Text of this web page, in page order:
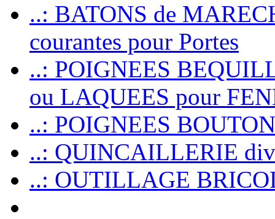
..: BATONS de
courantes pour Portes
..: POIGNEES
ou LAQUEES pour
..: POIGNEES
..: QUINCAILLERIE
..: OUTILLAGE